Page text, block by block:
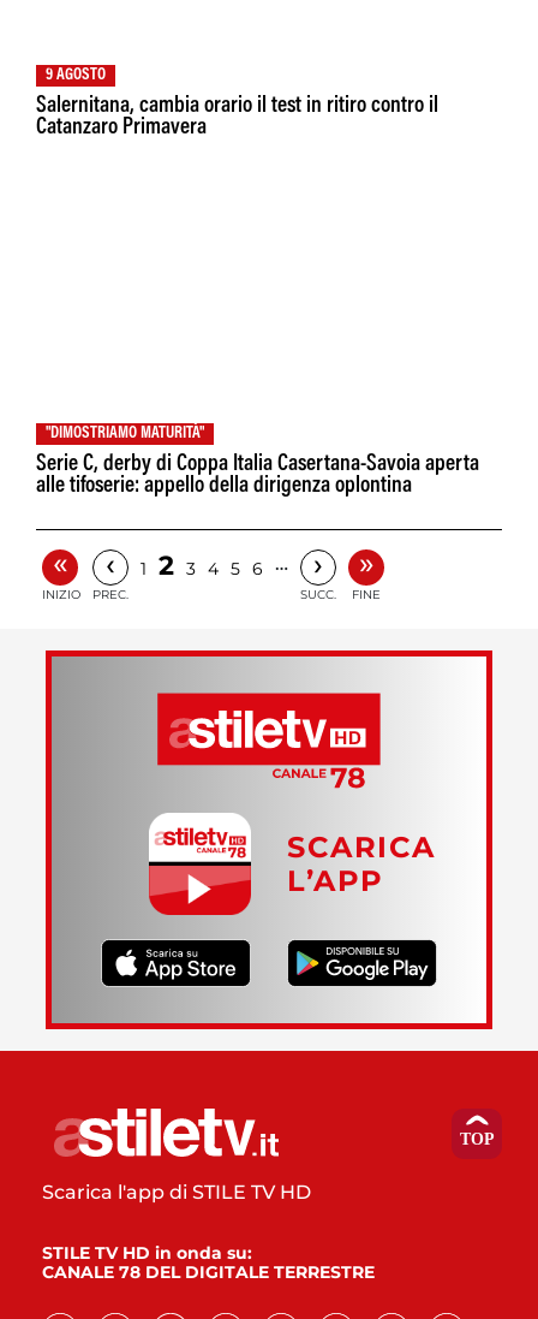
9 AGOSTO
Salernitana, cambia orario il test in ritiro contro il
Catanzaro Primavera
"DIMOSTRIAMO MATURITÀ"
Serie C, derby di Coppa Italia Casertana-Savoia aperta
alle tifoserie: appello della dirigenza oplontina
«
INIZIO
‹
PREC.
1 2 3 4 5 6 … ›
SUCC.
»
FINE
SCARICA
L’APP
Scarica l'app di STILE TV HD
STILE TV HD in onda su:
CANALE 78 DEL DIGITALE TERRESTRE